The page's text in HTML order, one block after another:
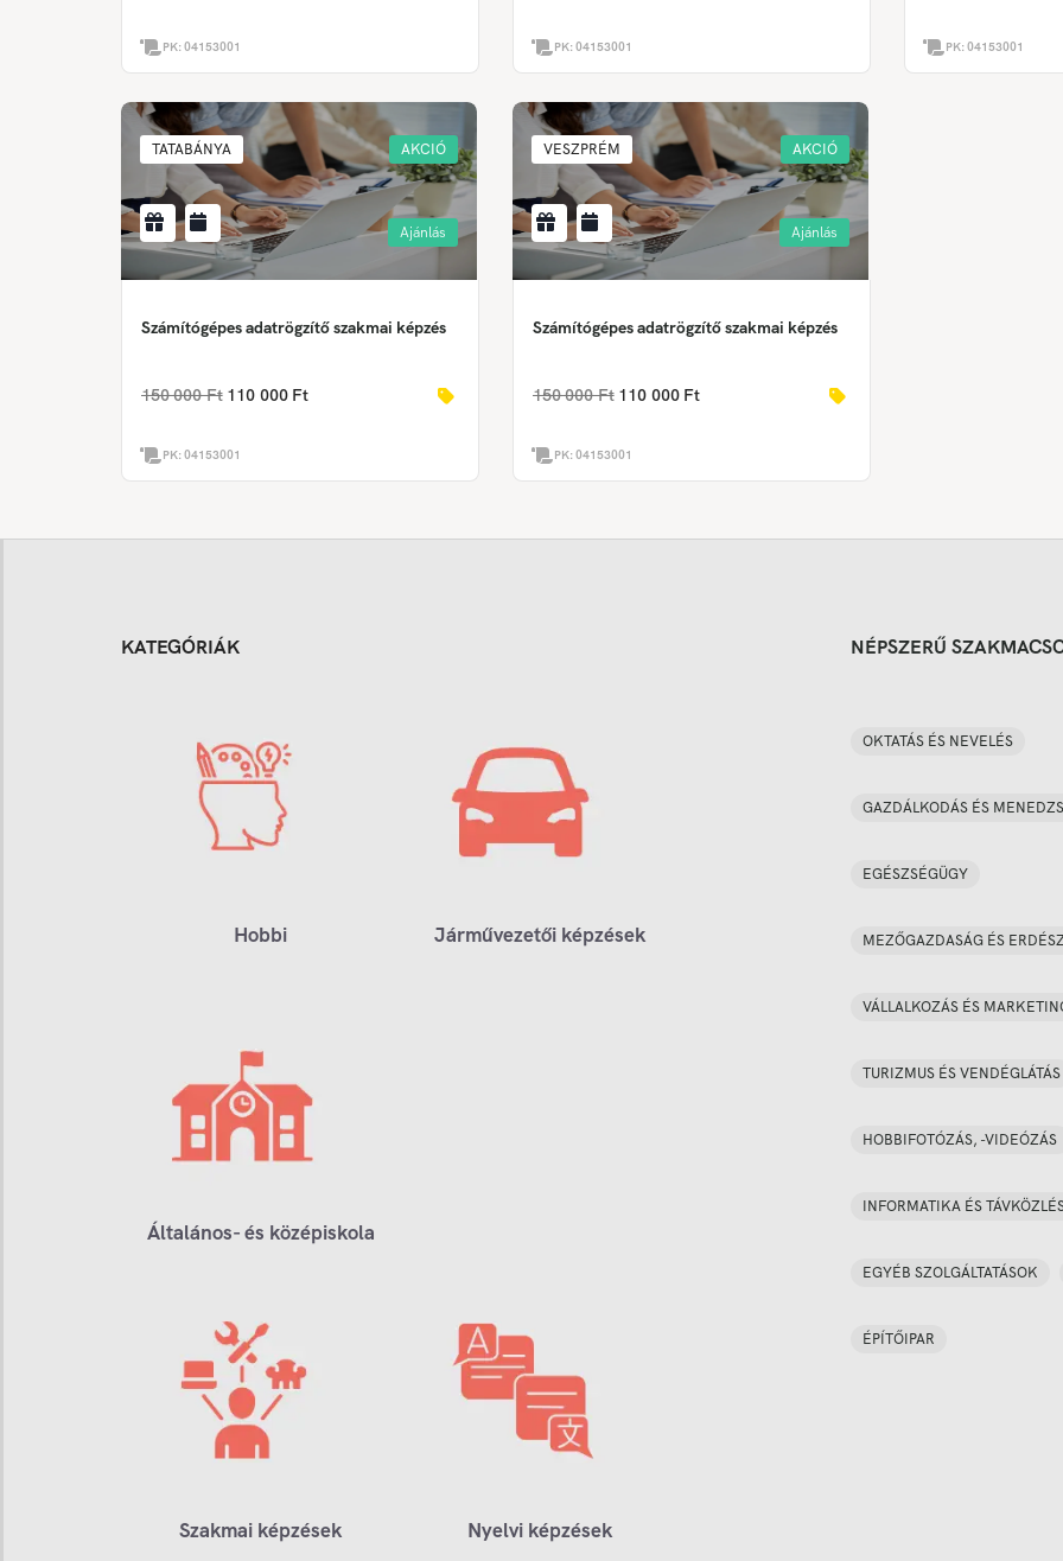
PK:04153001 PK:04153001 PK:04153001
TATABÁNYA AKCIÓ
Ajánlás
Számítógépes adatrögzítő szakmai képzés
150 000 Ft 110 000 Ft
PK:04153001
VESZPRÉM AKCIÓ
Ajánlás
Számítógépes adatrögzítő szakmai képzés
150 000 Ft 110 000 Ft
PK:04153001
KATEGÓRIÁK
Hobbi Járművezetői képzések
Általános- és középiskola
Szakmai képzések Nyelvi képzések
NÉPSZERŰ
OKTATÁS ÉS NEVELÉS
GAZDÁLKODÁS ÉS
EGÉSZSÉGÜGY
MEZŐGAZDASÁG ÉS
VÁLLALKOZÁS ÉS
TURIZMUS ÉS VENDÉGLÁTÁS
HOBBIFOTÓZÁS, -VIDEÓZÁS
INFORMATIKA ÉS
EGYÉB SZOLGÁLTATÁSOK
ÉPÍTŐIPAR